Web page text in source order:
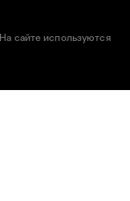
На сайте используются